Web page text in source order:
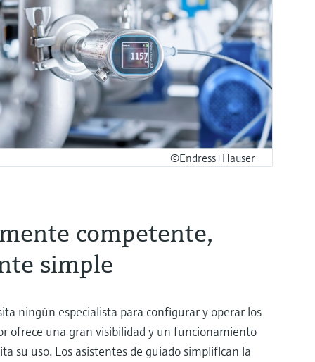
©Endress+Hauser
competente,
simple
ningún especialista para configurar y operar los
ofrece una gran visibilidad y un funcionamiento
su uso. Los asistentes de guiado simplifican la